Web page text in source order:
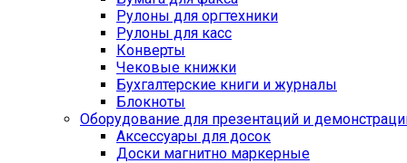
Рулоны для оргтехники
Рулоны для касс
Конверты
Чековые книжки
Бухгалтерские книги и журналы
Блокноты
Оборудование для презентаций и
Аксессуары для досок
Доски магнитно маркерные